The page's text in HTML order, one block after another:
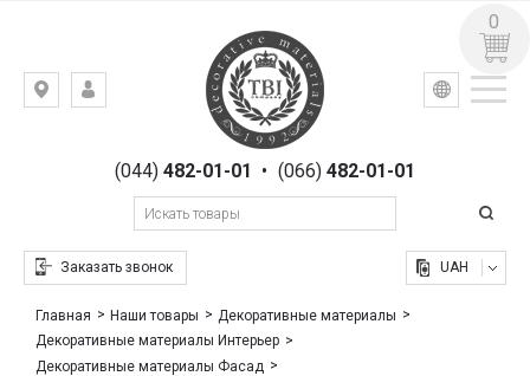
Киев,
Гоголевская,(044)482-01-01 • (066) 482-01-01
Заказать звонок
УКР РУС
UAH
0
Главная Наши товары
Декоративные материалы
Декоративные материалы Интерьер
Декоративные материалы Фасад